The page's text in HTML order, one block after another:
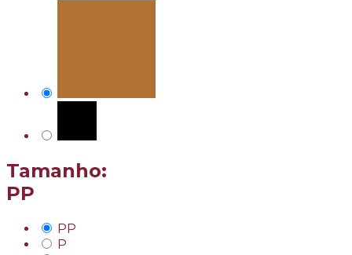
Tamanho:
PP
PP
P